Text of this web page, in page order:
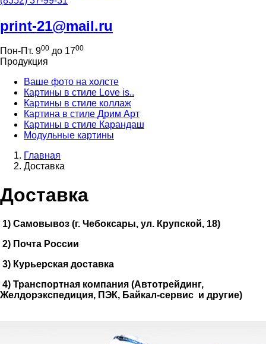
print-21@mail.ru
Пон-Пт. 900 до 1700
Продукция
Ваше фото на холсте
Картины в стиле Love is..
Картины в стиле коллаж
Картина в стиле Дрим Арт
Картины в стиле Карандаш
Модульные картины
Главная
Доставка
Доставка
1) Самовывоз (г. Чебоксары, ул. Крупской, 18)
2) Почта России
3) Курьерская доставка
4) Транспортная компания (Автотрейдинг,
Желдорэкспедиция, ПЭК, Байкал-сервис и другие)